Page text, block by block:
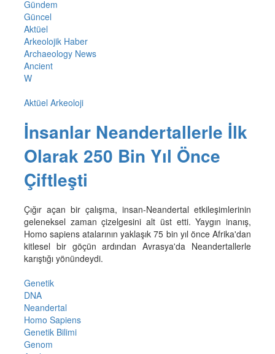
Gündem
Güncel
Aktüel
Arkeolojik Haber
Archaeology News
Ancient
W
Aktüel Arkeoloji
İnsanlar Neandertallerle İlk
Olarak 250 Bin Yıl Önce
Çiftleşti
Çığır açan bir çalışma, insan-Neandertal etkileşimlerinin
geleneksel zaman çizelgesini alt üst etti. Yaygın inanış,
Homo sapiens atalarının yaklaşık 75 bin yıl önce Afrika'dan
kitlesel bir göçün ardından Avrasya'da Neandertallerle
karıştığı yönündeydi.
Genetik
DNA
Neandertal
Homo Sapiens
Genetik Bilimi
Genom